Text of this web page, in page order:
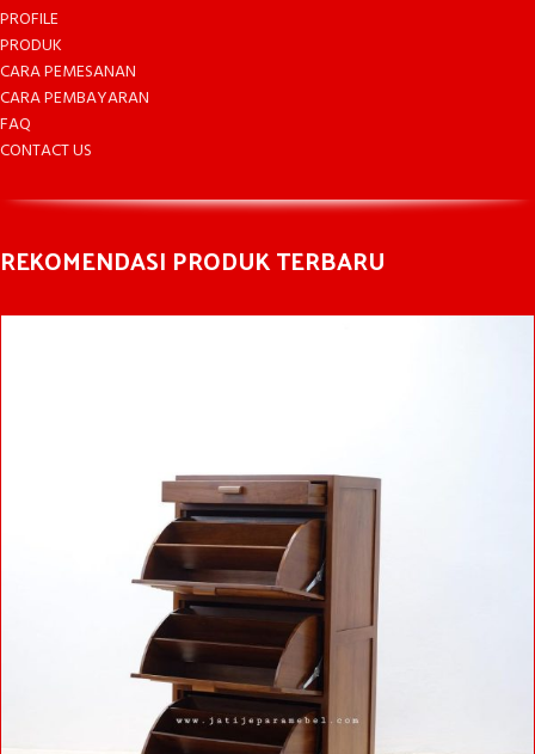
PROFILE
PRODUK
CARA PEMESANAN
CARA PEMBAYARAN
FAQ
CONTACT US
REKOMENDASI PRODUK TERBARU